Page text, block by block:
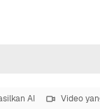
AI Video